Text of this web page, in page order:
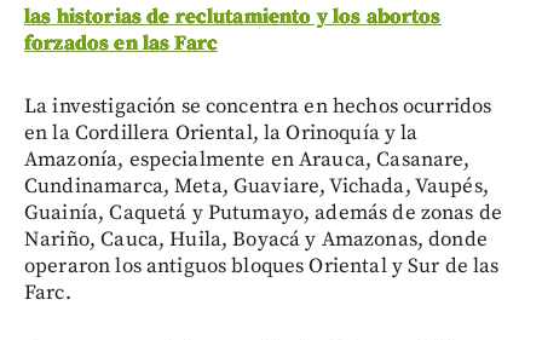
las historias de reclutamiento y los abortos
forzados en las Farc
La investigación se concentra en hechos ocurridos
en la Cordillera Oriental, la Orinoquía y la
Amazonía, especialmente en Arauca, Casanare,
Cundinamarca, Meta, Guaviare, Vichada, Vaupés,
Guainía, Caquetá y Putumayo, además de zonas de
Nariño, Cauca, Huila, Boyacá y Amazonas, donde
operaron los antiguos bloques Oriental y Sur de las
Farc.